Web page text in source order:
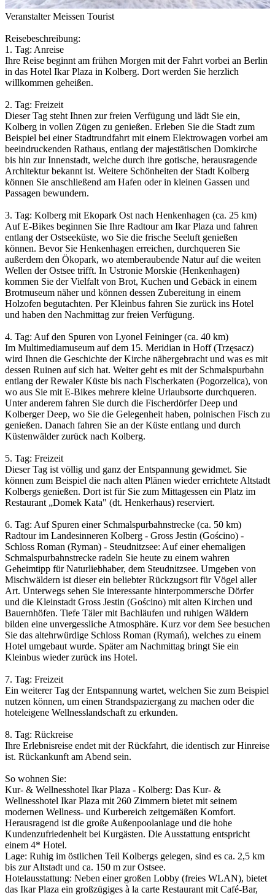
Veranstalter Meissen Tourist
Reisebeschreibung:
1. Tag: Anreise
Ihre Reise beginnt am frühen Morgen mit der Fahrt vorbei an Berlin
in das Hotel Ikar Plaza in Kolberg. Dort werden Sie herzlich
willkommen geheißen.
2. Tag: Freizeit
Dieser Tag steht Ihnen zur freien Verfügung und lädt Sie ein,
Kolberg in vollen Zügen zu genießen. Erleben Sie die Stadt zum
Beispiel bei einer Stadtrundfahrt mit einem Elektrowagen vorbei am
beeindruckenden Rathaus, entlang der majestätischen Domkirche
bis hin zur Innenstadt, welche durch ihre gotische, herausragende
Architektur bekannt ist. Weitere Schönheiten der Stadt Kolberg
können Sie anschließend am Hafen oder in kleinen Gassen und
Passagen bewundern.
3. Tag: Kolberg mit Ekopark Ost nach Henkenhagen (ca. 25 km)
Auf E-Bikes beginnen Sie Ihre Radtour am Ikar Plaza und fahren
entlang der Ostseeküste, wo Sie die frische Seeluft genießen
können. Bevor Sie Henkenhagen erreichen, durchqueren Sie
außerdem den Ökopark, wo atemberaubende Natur auf die weiten
Wellen der Ostsee trifft. In Ustronie Morskie (Henkenhagen)
kommen Sie der Vielfalt von Brot, Kuchen und Gebäck in einem
Brotmuseum näher und können dessen Zubereitung in einem
Holzofen begutachten. Per Kleinbus fahren Sie zurück ins Hotel
und haben den Nachmittag zur freien Verfügung.
4. Tag: Auf den Spuren von Lyonel Feininger (ca. 40 km)
Im Multimediamuseum auf dem 15. Meridian in Hoff (Trzęsacz)
wird Ihnen die Geschichte der Kirche nähergebracht und was es mit
dessen Ruinen auf sich hat. Weiter geht es mit der Schmalspurbahn
entlang der Rewaler Küste bis nach Fischerkaten (Pogorzelica), von
wo aus Sie mit E-Bikes mehrere kleine Urlaubsorte durchqueren.
Unter anderem fahren Sie durch die Fischerdörfer Deep und
Kolberger Deep, wo Sie die Gelegenheit haben, polnischen Fisch zu
genießen. Danach fahren Sie an der Küste entlang und durch
Küstenwälder zurück nach Kolberg.
5. Tag: Freizeit
Dieser Tag ist völlig und ganz der Entspannung gewidmet. Sie
können zum Beispiel die nach alten Plänen wieder errichtete Altstadt
Kolbergs genießen. Dort ist für Sie zum Mittagessen ein Platz im
Restaurant „Domek Kata" (dt. Henkerhaus) reserviert.
6. Tag: Auf Spuren einer Schmalspurbahnstrecke (ca. 50 km)
Radtour im Landesinneren Kolberg - Gross Jestin (Gościno) -
Schloss Roman (Ryman) - Steudnitzsee: Auf einer ehemaligen
Schmalspurbahnstrecke radeln Sie heute zu einem wahren
Geheimtipp für Naturliebhaber, dem Steudnitzsee. Umgeben von
Mischwäldern ist dieser ein beliebter Rückzugsort für Vögel aller
Art. Unterwegs sehen Sie interessante hinterpommersche Dörfer
und die Kleinstadt Gross Jestin (Gościno) mit alten Kirchen und
Bauernhöfen. Tiefe Täler mit Bachläufen und ruhigen Wäldern
bilden eine unvergessliche Atmosphäre. Kurz vor dem See besuchen
Sie das altehrwürdige Schloss Roman (Rymań), welches zu einem
Hotel umgebaut wurde. Später am Nachmittag bringt Sie ein
Kleinbus wieder zurück ins Hotel.
7. Tag: Freizeit
Ein weiterer Tag der Entspannung wartet, welchen Sie zum Beispiel
nutzen können, um einen Strandspaziergang zu machen oder die
hoteleigene Wellnesslandschaft zu erkunden.
8. Tag: Rückreise
Ihre Erlebnisreise endet mit der Rückfahrt, die identisch zur Hinreise
ist. Rückankunft am Abend sein.
So wohnen Sie:
Kur- & Wellnesshotel Ikar Plaza - Kolberg: Das Kur- &
Wellnesshotel Ikar Plaza mit 260 Zimmern bietet mit seinem
modernen Wellness- und Kurbereich zeitgemäßen Komfort.
Herausragend ist die große Außenpoolanlage und die hohe
Kundenzufriedenheit bei Kurgästen. Die Ausstattung entspricht
einem 4* Hotel.
Lage: Ruhig im östlichen Teil Kolbergs gelegen, sind es ca. 2,5 km
bis zur Altstadt und ca. 150 m zur Ostsee.
Hotelausstattung: Neben einer großen Lobby (freies WLAN), bietet
das Ikar Plaza ein großzügiges à la carte Restaurant mit Café-Bar,